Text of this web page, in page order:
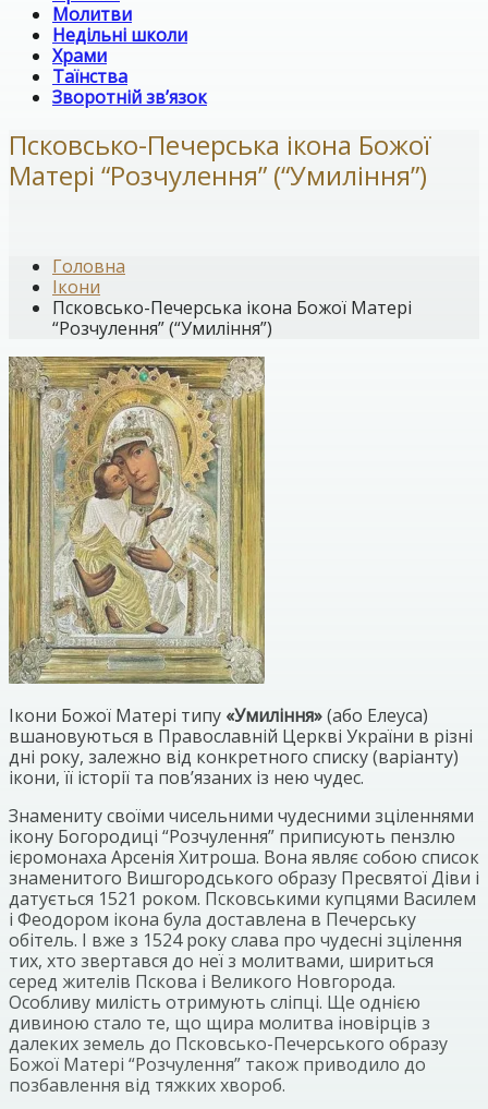
Молитви
Недільні школи
Храми
Таїнства
Зворотній зв’язок
Псковсько-Печерська ікона Божої
Матері “Розчулення” (“Умиління”)
Головна
Ікони
Псковсько-Печерська ікона Божої Матері
“Розчулення” (“Умиління”)
Ікони Божої Матері типу «Умиління»(або Елеуса)
вшановуються в Православній Церкві України в різні
дні року, залежно від конкретного списку (варіанту)
ікони, її історії та пов’язаних із нею чудес.
Знамениту своїми чисельними чудесними зціленнями
ікону Богородиці “Розчулення” приписують пензлю
ієромонаха Арсенія Хитроша. Вона являє собою список
знаменитого Вишгородського образу Пресвятої Діви і
датується 1521 роком. Псковськими купцями Василем
і Феодором ікона була доставлена в Печерську
обітель. І вже з 1524 року слава про чудесні зцілення
тих, хто звертався до неї з молитвами, шириться
серед жителів Пскова і Великого Новгорода.
Особливу милість отримують сліпці. Ще однією
дивиною стало те, що щира молитва іновірців з
далеких земель до Псковсько-Печерського образу
Божої Матері “Розчулення” також приводило до
позбавлення від тяжких хвороб.